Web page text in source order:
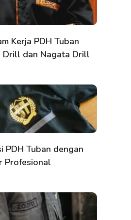
Kerja PDH Tuban
Drill dan Nagata Drill
PDH Tuban dengan
Profesional